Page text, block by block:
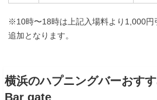
※10時〜18時は上記入場料より1,000円
追加となります。
横浜のハプニングバーおす
Bar gate